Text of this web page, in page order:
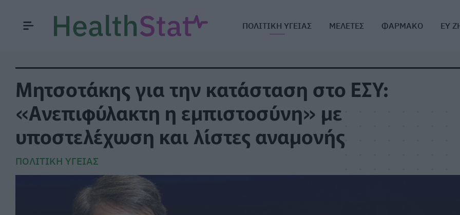
ΠΟΛΙΤΙΚΗ ΥΓΕΙΑΣ ΜΕΛΕΤΕΣ ΦΑΡΜΑΚΟ ΕΥ
Μητσοτάκης για την κατάσταση στο ΕΣΥ:
«Ανεπιφύλακτη η εμπιστοσύνη» με
υποστελέχωση και λίστες αναμονής
ΠΟΛΙΤΙΚΉ ΥΓΕΊΑΣ